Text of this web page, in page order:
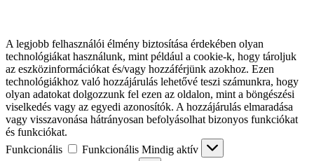
A legjobb felhasználói élmény biztosítása érdekében olyan
technológiákat használunk, mint például a cookie-k, hogy tároljuk
az eszközinformációkat és/vagy hozzáférjünk azokhoz. Ezen
technológiákhoz való hozzájárulás lehetővé teszi számunkra, hogy
olyan adatokat dolgozzunk fel ezen az oldalon, mint a böngészési
viselkedés vagy az egyedi azonosítók. A hozzájárulás elmaradása
vagy visszavonása hátrányosan befolyásolhat bizonyos funkciókat
és funkciókat.
Funkcionális
Funkcionális Mindig aktív